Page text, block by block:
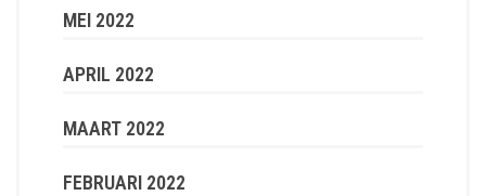
MEI 2022
APRIL 2022
MAART 2022
FEBRUARI 2022